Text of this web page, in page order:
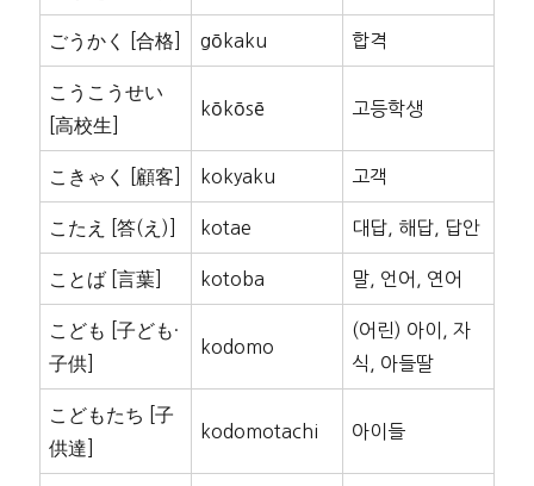
ごうかく [合格] gōkaku 합격
こうこうせい
[高校生]
kōkōsē 고등학생
こきゃく [顧客] kokyaku 고객
こたえ [答(え)] kotae 대답, 해답, 답안
ことば [言葉] kotoba 말, 언어, 연어
こども [子ども·
子供]
kodomo
(어린) 아이, 자
식, 아들딸
こどもたち [子
供達]
kodomotachi 아이들